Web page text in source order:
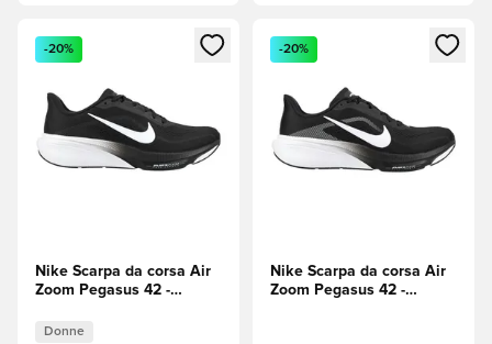
Apre una finestra modale per accedere o registrarsi come
-20%
Nike Scarpa da corsa Air
Zoom Pegasus 42 -
(Grigio) Donna
Donne
Apre una finestra modale
-20%
Nike Scarpa da corsa Air
Zoom Pegasus 42 -